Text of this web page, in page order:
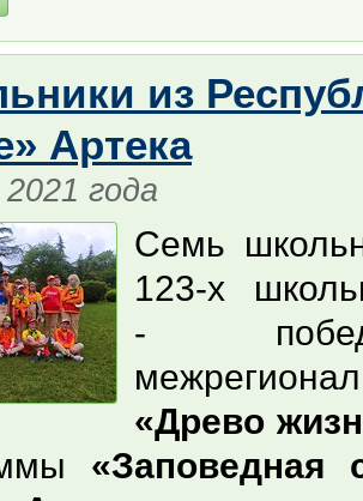
из
Артека
года
Семь
123-х
-
«Древо
«Заповедная